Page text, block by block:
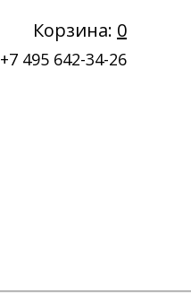
Корзина: 0
+7 495 642-34-26